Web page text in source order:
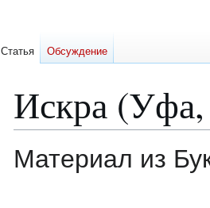
Искра (Уфа,
Материал из
Статья Обсуждение